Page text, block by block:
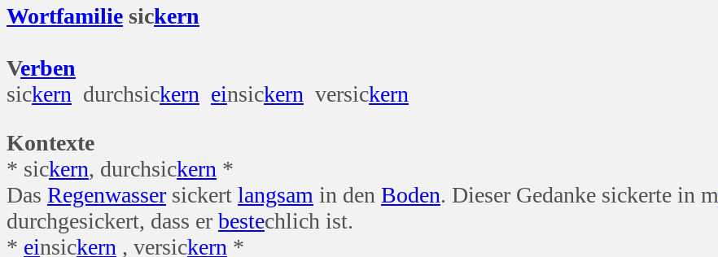
Wortfamilie sickern
Verben
sickern durchsickern einsickern versickern
Kontexte
* sickern, durchsickern *
Das Regenwasser sickert langsam in den Boden. Dieser Gedanke sickerte in m
durchgesickert, dass er bestechlich ist.
* einsickern , versickern *